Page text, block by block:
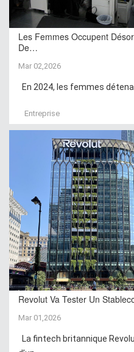
Les Femmes Occupent
De…
Mar 02,2026
En 2024, les femmes
Entreprise
Revolut Va Tester Un
Mar 01,2026
La fintech britannique